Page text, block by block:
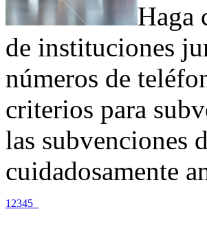
Haga
de instituciones
números de
criterios para
las subvenciones
cuidadosamente
1 2345